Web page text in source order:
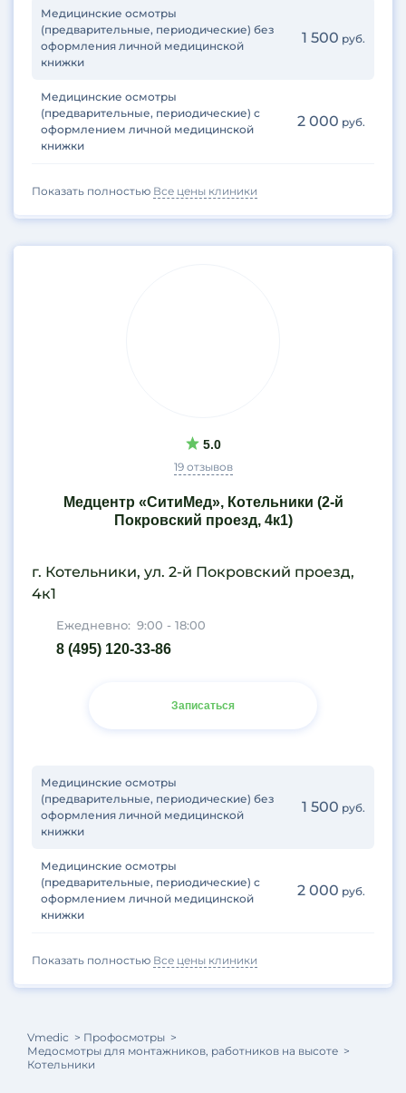
Медицинские осмотры
(предварительные, периодические) без
оформления личной медицинской
книжки
1 500 руб.
Медицинские осмотры
(предварительные, периодические) с
оформлением личной медицинской
книжки
2 000 руб.
Показать полностью Все цены клиники
5.0
19 отзывов
Медцентр «СитиМед», Котельники (2-й
Покровский проезд, 4к1)
г. Котельники, ул. 2-й Покровский проезд,
4к1
Ежедневно: 9:00 - 18:00
8 (495) 120-33-86
Записаться
Медицинские осмотры
(предварительные, периодические) без
оформления личной медицинской
книжки
1 500 руб.
Медицинские осмотры
(предварительные, периодические) с
оформлением личной медицинской
книжки
2 000 руб.
Показать полностью Все цены клиники
Vmedic
Профосмотры
Медосмотры для монтажников, работников на высоте
Котельники